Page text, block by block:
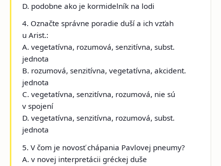
D. podobne ako je kormidelník na lodi
4. Označte správne poradie duší a ich vzťah
u Arist.:
A. vegetatívna, rozumová, senzitívna, subst.
jednota
B. rozumová, senzitívna, vegetatívna, akcident.
jednota
C. vegetatívna, senzitívna, rozumová, nie sú
v spojení
D. vegetatívna, senzitívna, rozumová, subst.
jednota
5. V čom je novosť chápania Pavlovej pneumy?
A. v novej interpretácii gréckej duše